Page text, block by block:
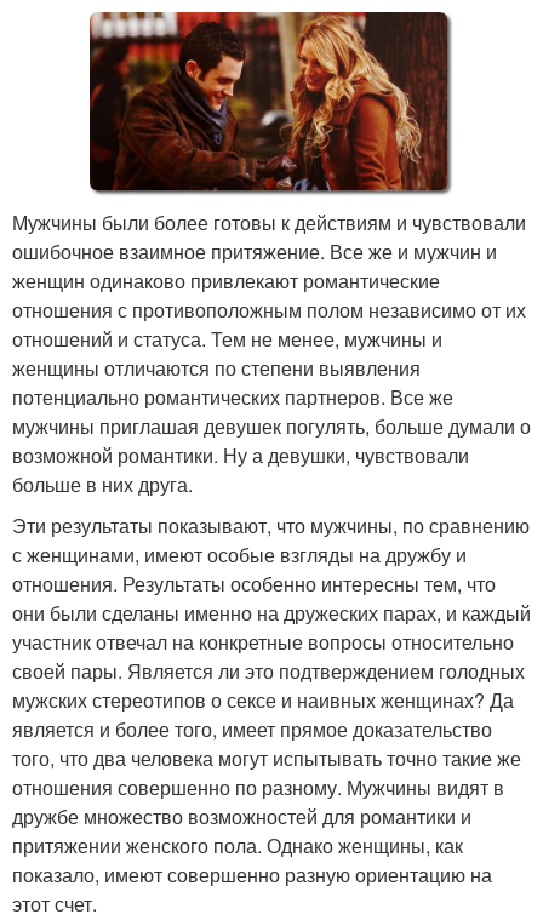
Мужчины были более готовы к действиям и чувствовали
ошибочное взаимное притяжение. Все же и мужчин и
женщин одинаково привлекают романтические
отношения с противоположным полом независимо от их
отношений и статуса. Тем не менее, мужчины и
женщины отличаются по степени выявления
потенциально романтических партнеров. Все же
мужчины приглашая девушек погулять, больше думали о
возможной романтики. Ну а девушки, чувствовали
больше в них друга.
Эти результаты показывают, что мужчины, по сравнению
с женщинами, имеют особые взгляды на дружбу и
отношения. Результаты особенно интересны тем, что
они были сделаны именно на дружеских парах, и каждый
участник отвечал на конкретные вопросы относительно
своей пары. Является ли это подтверждением голодных
мужских стереотипов о сексе и наивных женщинах? Да
является и более того, имеет прямое доказательство
того, что два человека могут испытывать точно такие же
отношения совершенно по разному. Мужчины видят в
дружбе множество возможностей для романтики и
притяжении женского пола. Однако женщины, как
показало, имеют совершенно разную ориентацию на
этот счет.